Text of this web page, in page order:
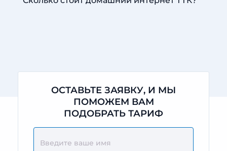
ОСТАВЬТЕ ЗАЯВКУ, И МЫ
ПОМОЖЕМ ВАМ
ПОДОБРАТЬ ТАРИФ